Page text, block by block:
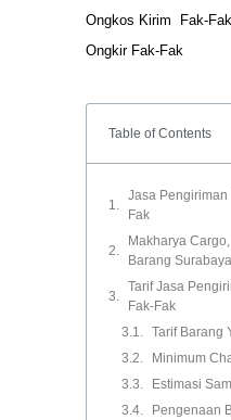
Ongkos Kirim Fak-Fak
Ongkir Fak-Fak
Table of Contents
Jasa
Fak
Makharya
Barang
Tarif Jasa
Fak-Fak
Tarif Barang
Minimum
Estimasi
Pengenaan